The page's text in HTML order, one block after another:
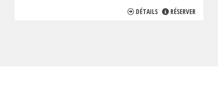
DÉTAILS RÉSERVER